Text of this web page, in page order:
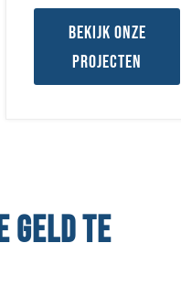
Bekijk onze
projecten
GELD TE